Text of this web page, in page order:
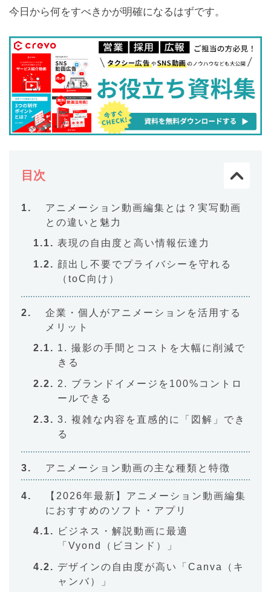
今日から何をすべきかが明確になるはずです。
目次
アニメーション動画編集とは？実写動画
との違いと魅力
表現の自由度と高い情報伝達力
顔出し不要でプライバシーを守れる
（toC向け）
企業・個人がアニメーションを活用する
メリット
1. 撮影の手間とコストを大幅に削減で
きる
2. ブランドイメージを100%コントロ
ールできる
3. 複雑な内容を直感的に「図解」でき
る
アニメーション動画の主な種類と特徴
【2026年最新】アニメーション動画編集
におすすめのソフト・アプリ
ビジネス・解説動画に最適
「Vyond（ビヨンド）」
デザインの自由度が高い「Canva（キ
ャンバ）」